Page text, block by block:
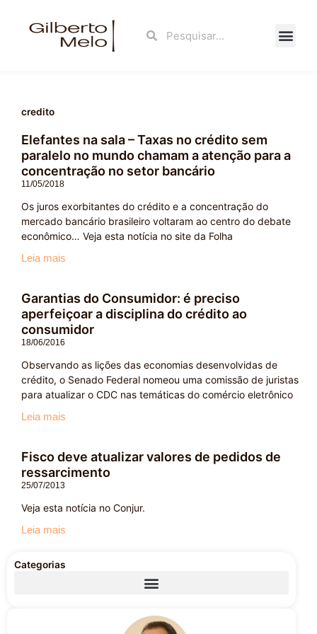
Search
credito
Elefantes na sala – Taxas no crédito sem
paralelo no mundo chamam a atenção para a
concentração no setor bancário
11/05/2018
Os juros exorbitantes do crédito e a concentração do
mercado bancário brasileiro voltaram ao centro do debate
econômico… Veja esta notícia no site da Folha
Leia mais
Garantias do Consumidor: é preciso
aperfeiçoar a disciplina do crédito ao
consumidor
18/06/2016
Observando as lições das economias desenvolvidas de
crédito, o Senado Federal nomeou uma comissão de juristas
para atualizar o CDC nas temáticas do comércio eletrônico
Leia mais
Fisco deve atualizar valores de pedidos de
ressarcimento
25/07/2013
Veja esta notícia no Conjur.
Leia mais
Categorias